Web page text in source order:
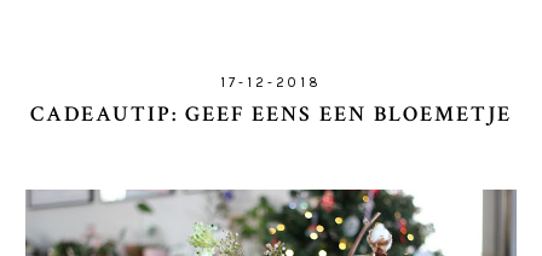
17-12-2018
CADEAUTIP: GEEF EENS EEN BLOEMETJE